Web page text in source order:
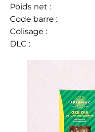
Poids net :
Code barre :
Colisage :
DLC :